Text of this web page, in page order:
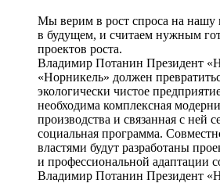
Мы верим в рост спроса на
в будущем, и считаем нужным
проектов роста.
Владимир Потанин Президент
«Норникель» должен
экологически чистое
необходима комплексная
производства и связанная с ней
социальная программа.
властями будут разработаны
и профессиональной адаптации
Владимир Потанин Президент